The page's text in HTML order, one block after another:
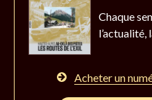
Chaque
l’actualité,
Acheter un